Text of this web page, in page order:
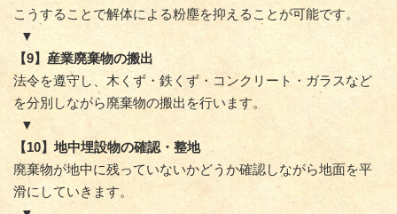
こうすることで解体による粉塵を抑えることが可能です。
▼
【9】産業廃棄物の搬出
法令を遵守し、木くず・鉄くず・コンクリート・ガラスなど
を分別しながら廃棄物の搬出を行います。
▼
【10】地中埋設物の確認・整地
廃棄物が地中に残っていないかどうか確認しながら地面を平
滑にしていきます。